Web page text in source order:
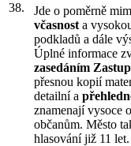
38.
Jde o poměrně
včasnost a
podkladů a dále
Úplné informace
zasedáním
přesnou kopií
detailní a
znamenají vysoce
občanům. Město
hlasování již 11 let.